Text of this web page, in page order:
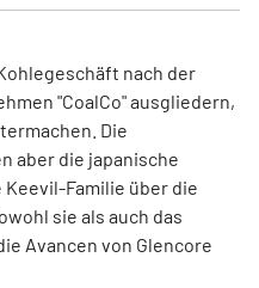
nach der
"CoalCo" ausgliedern,
Die
aber die japanische
Keevil-Familie über die
sie als auch das
Avancen von Glencore